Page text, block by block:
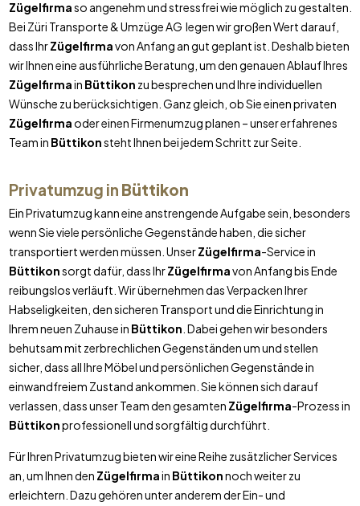
Zügelfirmaso angenehm und stressfrei wie möglich zu gestalten.
Bei Züri Transporte & Umzüge AG legen wir großen Wert darauf,
dass IhrZügelfirmavon Anfang an gut geplant ist. Deshalb bieten
wir Ihnen eine ausführliche Beratung, um den genauen Ablauf Ihres
Zügelfirmain Büttikon zu besprechen und Ihre individuellen
Wünsche zu berücksichtigen. Ganz gleich, ob Sie einen privaten
Zügelfirmaoder einen Firmenumzug planen – unser erfahrenes
Team in Büttikonsteht Ihnen bei jedem Schritt zur Seite.
Privatumzug in Büttikon
Ein Privatumzug kann eine anstrengende Aufgabe sein, besonders
wenn Sie viele persönliche Gegenstände haben, die sicher
transportiert werden müssen. UnserZügelfirma-Service in
Büttikonsorgt dafür, dass IhrZügelfirmavon Anfang bis Ende
reibungslos verläuft. Wir übernehmen das Verpacken Ihrer
Habseligkeiten, den sicheren Transport und die Einrichtung in
Ihrem neuen Zuhause in Büttikon . Dabei gehen wir besonders
behutsam mit zerbrechlichen Gegenständen um und stellen
sicher, dass all Ihre Möbel und persönlichen Gegenstände in
einwandfreiem Zustand ankommen. Sie können sich darauf
verlassen, dass unser Team den gesamten Zügelfirma-Prozess in
Büttikonprofessionell und sorgfältig durchführt.
Für Ihren Privatumzug bieten wir eine Reihe zusätzlicher Services
an, um Ihnen den Zügelfirmain Büttikonnoch weiter zu
erleichtern. Dazu gehören unter anderem der Ein- und